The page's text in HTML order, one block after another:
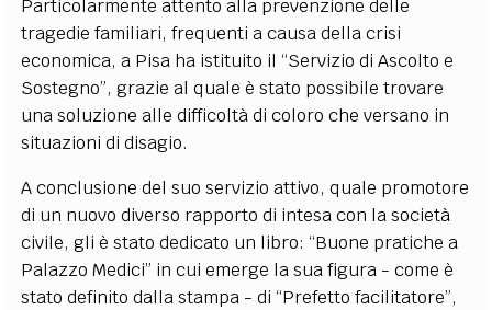
Particolarmente attento alla prevenzione delle
tragedie familiari, frequenti a causa della crisi
economica, a Pisa ha istituito il “Servizio di Ascolto e
Sostegno”, grazie al quale è stato possibile trovare
una soluzione alle difficoltà di coloro che versano in
situazioni di disagio.
A conclusione del suo servizio attivo, quale promotore
di un nuovo diverso rapporto di intesa con la società
civile, gli è stato dedicato un libro: “Buone pratiche a
Palazzo Medici” in cui emerge la sua figura - come è
stato definito dalla stampa - di “Prefetto facilitatore”,